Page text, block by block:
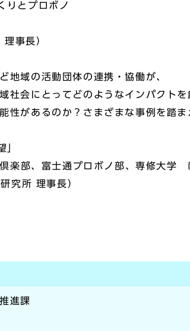
りとプロボノ
事長）
域の活動団体の連携・協働が、
会にとってどのようなインパクトを
があるのか？さまざまな事例を踏ま
」
楽部、富士通プロボノ部、専修大学
究所 理事長）
進課